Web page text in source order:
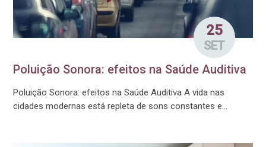
25
SET
Poluição Sonora: efeitos na Saúde Auditiva
Poluição Sonora: efeitos na Saúde Auditiva A vida nas
cidades modernas está repleta de sons constantes e...